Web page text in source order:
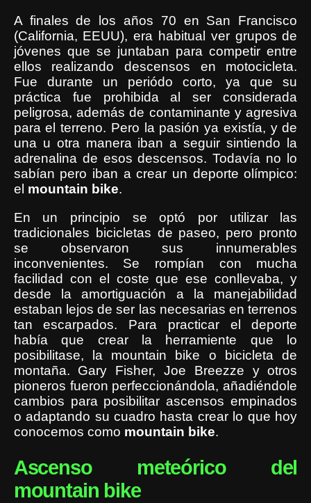
A finales de los años 70 en San Francisco
(California, EEUU), era habitual ver grupos de
jóvenes que se juntaban para competir entre
ellos realizando descensos en motocicleta.
Fue durante un periódo corto, ya que su
práctica fue prohibida al ser considerada
peligrosa, además de contaminante y agresiva
para el terreno. Pero la pasión ya existía, y de
una u otra manera iban a seguir sintiendo la
adrenalina de esos descensos. Todavía no lo
sabían pero iban a crear un deporte olímpico:
el mountain bike.
En un principio se optó por utilizar las
tradicionales bicicletas de paseo, pero pronto
se observaron sus innumerables
inconvenientes. Se rompían con mucha
facilidad con el coste que ese conllevaba, y
desde la amortiguación a la manejabilidad
estaban lejos de ser las necesarias en terrenos
tan escarpados. Para practicar el deporte
había que crear la herramiente que lo
posibilitase, la mountain bike o bicicleta de
montaña. Gary Fisher, Joe Breezze y otros
pioneros fueron perfeccionándola, añadiéndole
cambios para posibilitar ascensos empinados
o adaptando su cuadro hasta crear lo que hoy
conocemos como mountain bike.
Ascenso meteórico del
mountain bike